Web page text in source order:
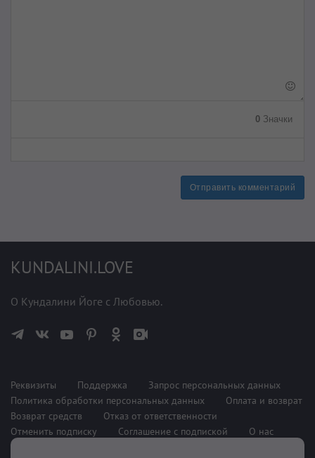
0 Значки
Отправить комментарий
KUNDALINI.LOVE
О Кундалини Йоге с Любовью.
Реквизиты Поддержка
Запрос персональных данных
Политика обработки персональных данных
Оплата и возврат
Возврат средств
Отказ от ответственности
Отменить подписку
Соглашение с подпиской О нас